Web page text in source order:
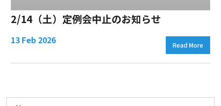
2/14（土）定例会中止のお知らせ
13 Feb 2026 Read More